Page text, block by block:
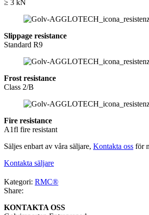
≥ 3 kN
Slippage resistance
Standard R9
Frost resistance
Class 2/B
Fire resistance
A1fl fire resistant
Säljes enbart av våra säljare, Kontakta oss för
Kontakta säljare
Kategori: RMC®
Share:
KONTAKTA OSS